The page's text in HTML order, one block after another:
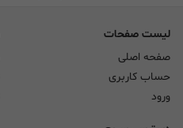
لیست صفحات
صفحه اصلی
حساب کاربری
ورود